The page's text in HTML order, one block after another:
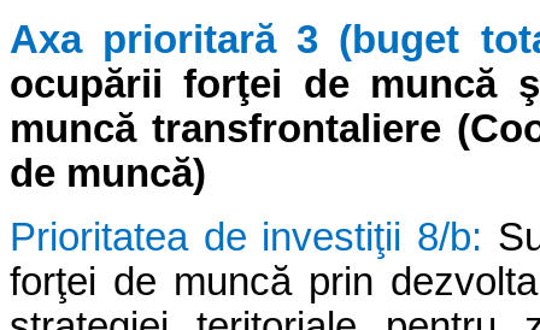
Axa prioritară 3 (buget
ocupării forţei de muncă
muncă transfrontaliere
de muncă)
Prioritatea de investiţii 8/b:
forţei de muncă prin